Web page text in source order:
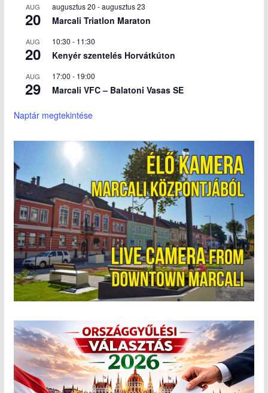
AUG
20
augusztus 20 -augusztus 23
Marcali Triatlon Maraton
AUG
20
10:30 - 11:30
Kenyér szentelés Horvátkúton
AUG
29
17:00 - 19:00
Marcali VFC – Balatoni Vasas SE
Naptár megtekintése